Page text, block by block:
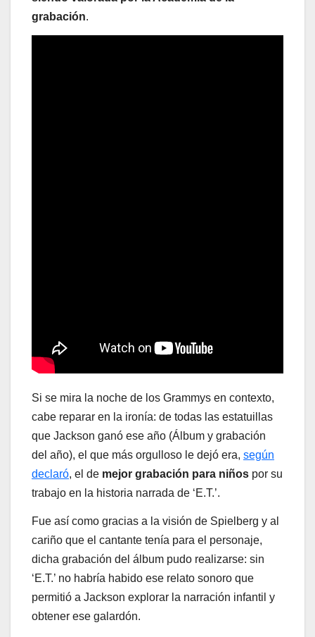
grabación.
Si se mira la noche de los Grammys en contexto,
cabe reparar en la ironía: de todas las estatuillas
que Jackson ganó ese año (Álbum y grabación
del año), el que más orgulloso le dejó era, según
declaró, el de mejor grabación para niños por su
trabajo en la historia narrada de ‘E.T.’.
Fue así como gracias a la visión de Spielberg y al
cariño que el cantante tenía para el personaje,
dicha grabación del álbum pudo realizarse: sin
‘E.T.’ no habría habido ese relato sonoro que
permitió a Jackson explorar la narración infantil y
obtener ese galardón.